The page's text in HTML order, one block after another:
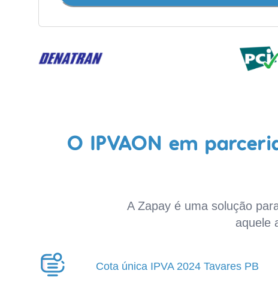
O IPVAON em
A Zapay é uma solução
aquele
Cota única IPVA 2024 Tavares PB